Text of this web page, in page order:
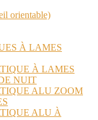
orientable)
À LAMES
À LAMES
NUIT
ALU ZOOM
ALU À